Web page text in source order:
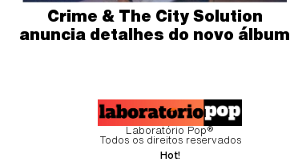
Crime & The City Solution
anuncia detalhes do novo álbum
Laboratório Pop®
Todos os direitos reservados
Hot!